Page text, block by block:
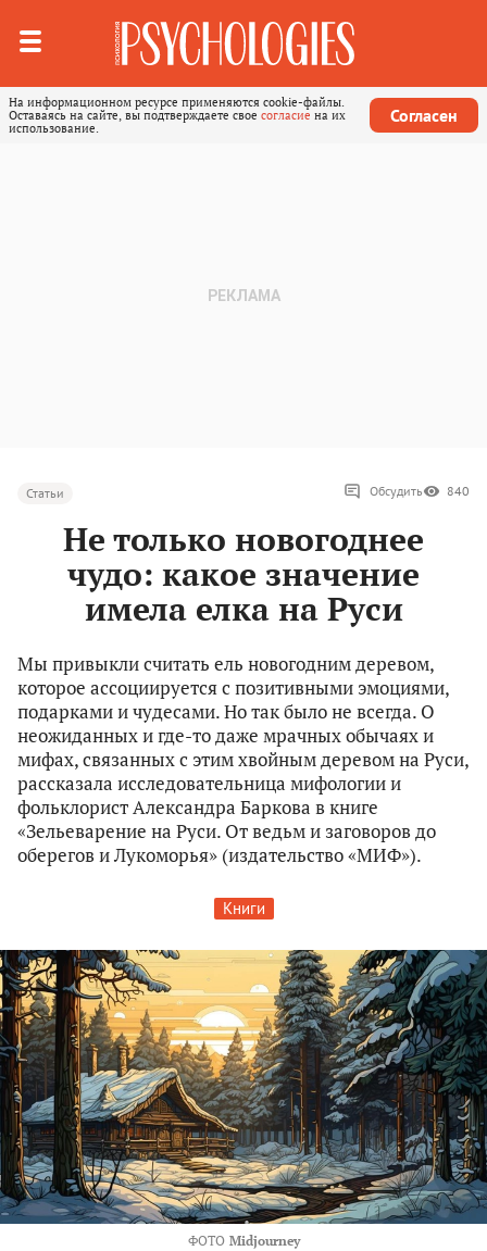
На информационном ресурсе применяются cookie-файлы.
Оставаясь на сайте, вы подтверждаете свое согласие на их
использование.
Согласен
Статьи Обсудить 840
Не только новогоднее
чудо: какое значение
имела елка на Руси
Мы привыкли считать ель новогодним деревом,
которое ассоциируется с позитивными эмоциями,
подарками и чудесами. Но так было не всегда. О
неожиданных и где-то даже мрачных обычаях и
мифах, связанных с этим хвойным деревом на Руси,
рассказала исследовательница мифологии и
фольклорист Александра Баркова в книге
«Зельеварение на Руси. От ведьм и заговоров до
оберегов и Лукоморья» (издательство «МИФ»).
Книги
ФОТО Midjourney